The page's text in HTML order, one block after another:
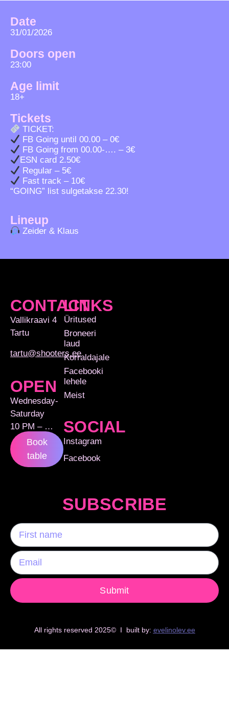
Date
31/01/2026
Doors open
23:00
Age limit
18+
Tickets
TICKET:
FB Going until 00.00 – 0€
FB Going from 00.00-…. – 3€
ESN card 2.50€
Regular – 5€
Fast track – 10€
“GOING” list sulgetakse 22.30!
Lineup
Zeider & Klaus
CONTACT
Vallikraavi 4
Tartu
tartu@shooters.ee
OPEN
Wednesday-
Saturday
10 PM – …
Book
table
LINKS
Üritused
Broneeri
laud
Korraldajale
Facebooki
lehele
Meist
SOCIAL
Instagram
Facebook
SUBSCRIBE
Submit
All rights reserved 2025© I built by: evelinolev.ee